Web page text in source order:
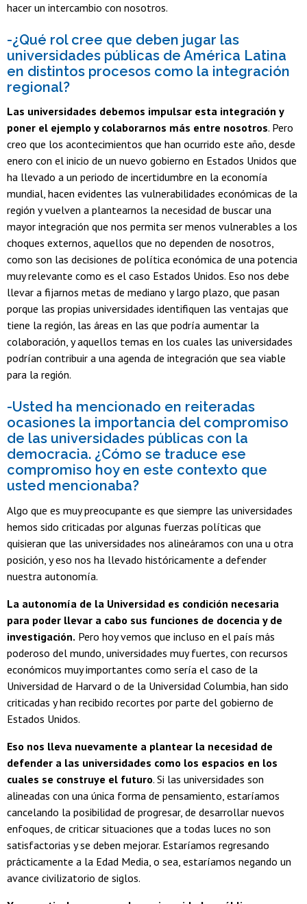
hacer un intercambio con nosotros.
-¿Qué rol cree que deben jugar las
universidades públicas de América Latina
en distintos procesos como la integración
regional?
Las universidades debemos impulsar esta integración y
poner el ejemplo y colaborarnos más entre nosotros. Pero
creo que los acontecimientos que han ocurrido este año, desde
enero con el inicio de un nuevo gobierno en Estados Unidos que
ha llevado a un periodo de incertidumbre en la economía
mundial, hacen evidentes las vulnerabilidades económicas de la
región y vuelven a plantearnos la necesidad de buscar una
mayor integración que nos permita ser menos vulnerables a los
choques externos, aquellos que no dependen de nosotros,
como son las decisiones de política económica de una potencia
muy relevante como es el caso Estados Unidos. Eso nos debe
llevar a fijarnos metas de mediano y largo plazo, que pasan
porque las propias universidades identifiquen las ventajas que
tiene la región, las áreas en las que podría aumentar la
colaboración, y aquellos temas en los cuales las universidades
podrían contribuir a una agenda de integración que sea viable
para la región.
-Usted ha mencionado en reiteradas
ocasiones la importancia del compromiso
de las universidades públicas con la
democracia. ¿Cómo se traduce ese
compromiso hoy en este contexto que
usted mencionaba?
Algo que es muy preocupante es que siempre las universidades
hemos sido criticadas por algunas fuerzas políticas que
quisieran que las universidades nos alineáramos con una u otra
posición, y eso nos ha llevado históricamente a defender
nuestra autonomía.
La autonomía de la Universidad es condición necesaria
para poder llevar a cabo sus funciones de docencia y de
investigación. Pero hoy vemos que incluso en el país más
poderoso del mundo, universidades muy fuertes, con recursos
económicos muy importantes como sería el caso de la
Universidad de Harvard o de la Universidad Columbia, han sido
criticadas y han recibido recortes por parte del gobierno de
Estados Unidos.
Eso nos lleva nuevamente a plantear la necesidad de
defender a las universidades como los espacios en los
cuales se construye el futuro. Si las universidades son
alineadas con una única forma de pensamiento, estaríamos
cancelando la posibilidad de progresar, de desarrollar nuevos
enfoques, de criticar situaciones que a todas luces no son
satisfactorias y se deben mejorar. Estaríamos regresando
prácticamente a la Edad Media, o sea, estaríamos negando un
avance civilizatorio de siglos.